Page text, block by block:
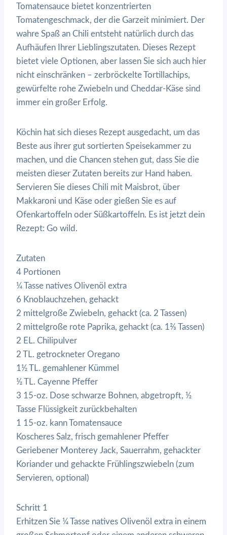
Tomatensauce bietet konzentrierten
Tomatengeschmack, der die Garzeit minimiert. Der
wahre Spaß an Chili entsteht natürlich durch das
Aufhäufen Ihrer Lieblingszutaten. Dieses Rezept
bietet viele Optionen, aber lassen Sie sich auch hier
nicht einschränken – zerbröckelte Tortillachips,
gewürfelte rohe Zwiebeln und Cheddar-Käse sind
immer ein großer Erfolg.
Köchin hat sich dieses Rezept ausgedacht, um das
Beste aus ihrer gut sortierten Speisekammer zu
machen, und die Chancen stehen gut, dass Sie die
meisten dieser Zutaten bereits zur Hand haben.
Servieren Sie dieses Chili mit Maisbrot, über
Makkaroni und Käse oder gießen Sie es auf
Ofenkartoffeln oder Süßkartoffeln. Es ist jetzt dein
Rezept: Go wild.
Zutaten
4 Portionen
¼ Tasse natives Olivenöl extra
6 Knoblauchzehen, gehackt
2 mittelgroße Zwiebeln, gehackt (ca. 2 Tassen)
2 mittelgroße rote Paprika, gehackt (ca. 1⅔ Tassen)
2 EL. Chilipulver
2 TL. getrockneter Oregano
1½ TL. gemahlener Kümmel
½ TL. Cayenne Pfeffer
3 15-oz. Dose schwarze Bohnen, abgetropft, ½
Tasse Flüssigkeit zurückbehalten
1 15-oz. kann Tomatensauce
Koscheres Salz, frisch gemahlener Pfeffer
Geriebener Monterey Jack, Sauerrahm, gehackter
Koriander und gehackte Frühlingszwiebeln (zum
Servieren, optional)
Schritt 1
Erhitzen Sie ¼ Tasse natives Olivenöl extra in einem